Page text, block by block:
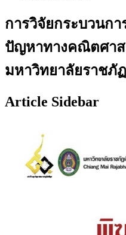
การวิจัยกระบวนก
ปัญหาทางคณิตศา
มหาวิทยาลัยราชภั
Article Sidebar